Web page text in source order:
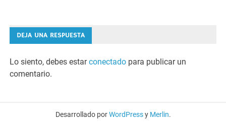
DEJA UNA RESPUESTA
Lo siento, debes estarconectado para publicar un
comentario.
Desarrollado porWordPressy Merlin.